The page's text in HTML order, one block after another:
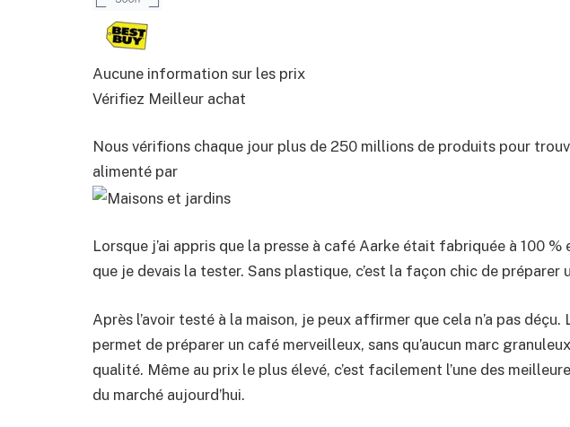
Aucune information sur les prix
Vérifiez Meilleur achat
Nous vérifions chaque jour plus de 250 millions de produits pour
alimenté par
Lorsque j’ai appris que la presse à café Aarke était fabriquée à 100 %
que je devais la tester. Sans plastique, c’est la façon chic de préparer
Après l’avoir testé à la maison, je peux affirmer que cela n’a pas
permet de préparer un café merveilleux, sans qu’aucun marc
qualité. Même au prix le plus élevé, c’est facilement l’une des
du marché aujourd’hui.